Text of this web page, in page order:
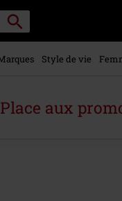
Rechercher
Style de vie
aux